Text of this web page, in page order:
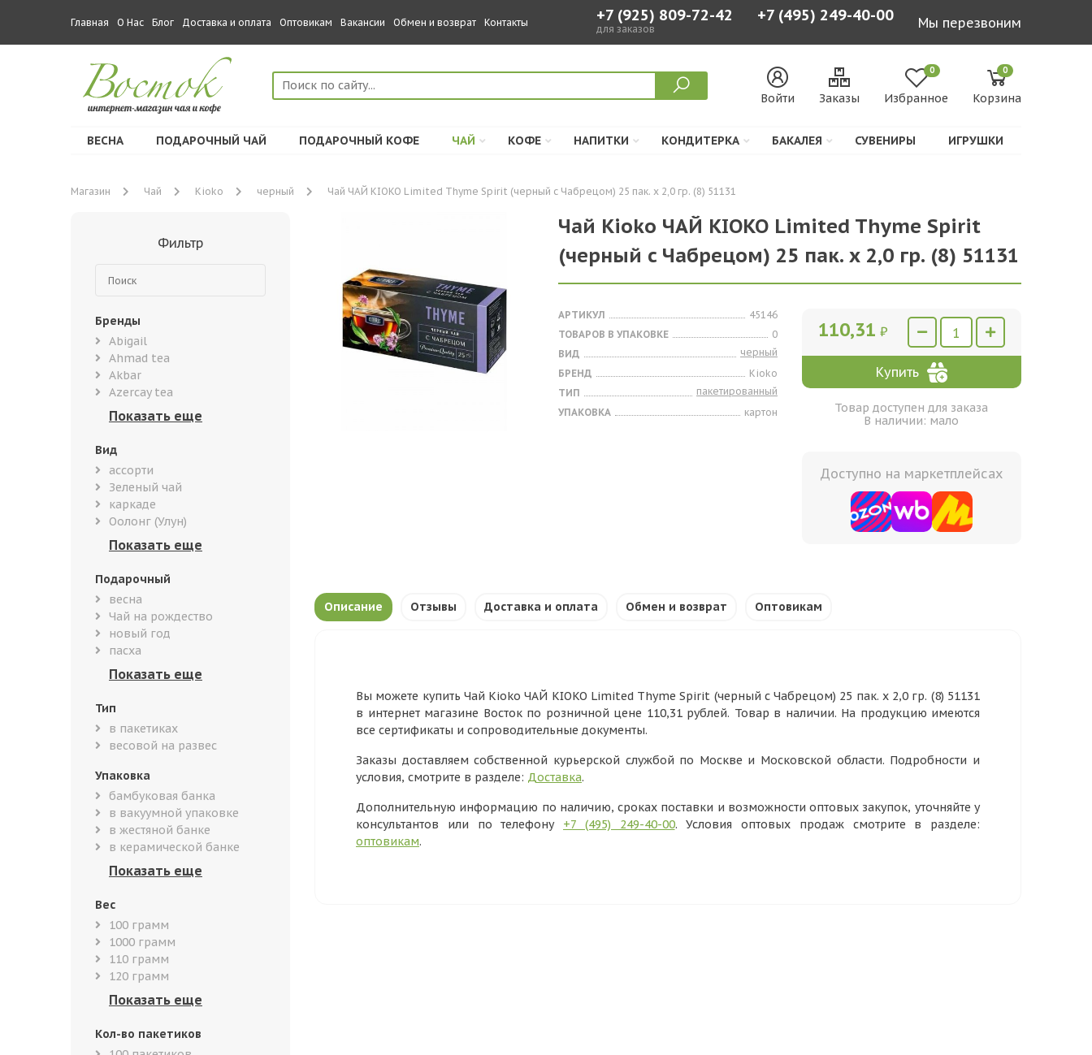
Главная О Нас Блог Доставка и оплата Оптовикам Вакансии Обмен и возврат Контакты +7 (925) 809-72-42
для заказов
+7 (495) 249-40-00 Мы перезвоним
Войти Заказы
0
Избранное
0
Корзина
ВЕСНА ПОДАРОЧНЫЙ ЧАЙ ПОДАРОЧНЫЙ КОФЕ ЧАЙ КОФЕ НАПИТКИ КОНДИТЕРКА БАКАЛЕЯ СУВЕНИРЫ ИГРУШКИ
Магазин Чай Kioko черный Чай ЧАЙ KIOKO Limited Thyme Spirit (черный c Чабрецом) 25 пак. х 2,0 гр. (8) 51131
Фильтр
Бренды
Abigail
Ahmad tea
Akbar
Azercay tea
Вид
ассорти
Зеленый чай
каркаде
Оолонг (Улун)
Подарочный
весна
Чай на рождество
новый год
пасха
Тип
в пакетиках
весовой на развес
Упаковка
бамбуковая банка
в вакуумной упаковке
в жестяной банке
в керамической банке
Вес
100 грамм
1000 грамм
110 грамм
120 грамм
Кол-во пакетиков
Чай Kioko ЧАЙ KIOKO Limited Thyme Spirit
(черный c Чабрецом) 25 пак. х 2,0 гр. (8) 51131
АРТИКУЛ
45146
ТОВАРОВ В УПАКОВКЕ
0
ВИД
черный
БРЕНД
Kioko
ТИП
пакетированный
УПАКОВКА
картон
110,31 ₽
Купить
Товар доступен для заказа
В наличии: мало
Доступно на маркетплейсах
Описание Отзывы Доставка и оплата Обмен и возврат Оптовикам
Вы можете купить Чай Kioko ЧАЙ KIOKO Limited Thyme Spirit (черный c Чабрецом) 25 пак. х 2,0 гр. (8) 51131
в интернет магазине Восток по розничной цене 110,31 рублей. Товар в наличии. На продукцию имеются
все сертификаты и сопроводительные документы.
Заказы доставляем собственной курьерской службой по Москве и Московской области. Подробности и
условия, смотрите в разделе: Доставка.
Дополнительную информацию по наличию, сроках поставки и возможности оптовых закупок, уточняйте у
консультантов или по телефону +7 (495) 249-40-00. Условия оптовых продаж смотрите в разделе:
оптовикам.